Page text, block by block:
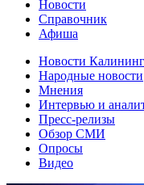
Новости
Справочник
Афиша
Новости
Народные новости
Мнения
Интервью и
Пресс-релизы
Обзор СМИ
Опросы
Видео